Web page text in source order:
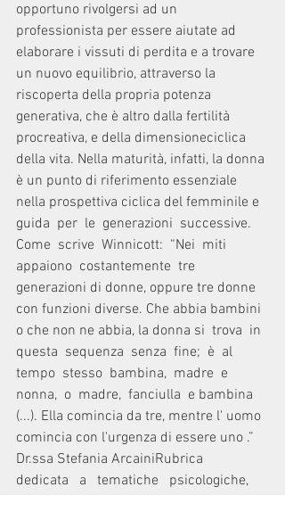
opportuno rivolgersi ad un
professionista per essere aiutate ad
elaborare i vissuti di perdita e a trovare
un nuovo equilibrio, attraverso la
riscoperta della propria potenza
generativa, che è altro dalla fertilità
procreativa, e della dimensioneciclica
della vita. Nella maturità, infatti, la donna
è un punto di riferimento essenziale
nella prospettiva ciclica del femminile e
guida  per  le  generazioni  successive.
Come  scrive  Winnicott:  “Nei  miti
appaiono  costantemente  tre
generazioni di donne, oppure tre donne
con funzioni diverse. Che abbia bambini
o che non ne abbia, la donna si  trova  in
questa  sequenza  senza  fine;  è  al
tempo  stesso  bambina,  madre  e
nonna,  o  madre,  fanciulla  e bambina
(...). Ella comincia da tre, mentre l' uomo
comincia con l'urgenza di essere uno .”
Dr.ssa Stefania ArcainiRubrica
dedicata   a   tematiche   psicologiche,